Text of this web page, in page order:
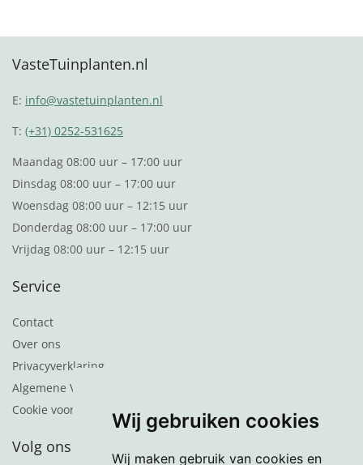
Wij gebruiken cookies
Wij maken gebruik van cookies en
VasteTuinplanten.nl
E: info@vastetuinplanten.nl
T:(+31) 0252-531625
Maandag 08:00 uur – 17:00 uur
Dinsdag 08:00 uur – 17:00 uur
Woensdag 08:00 uur – 12:15 uur
Donderdag 08:00 uur – 17:00 uur
Vrijdag 08:00 uur – 12:15 uur
Service
Contact
Over ons
Privacyverklaring
Algemene Voorwaarden
Cookie voorkeuren
Volg ons